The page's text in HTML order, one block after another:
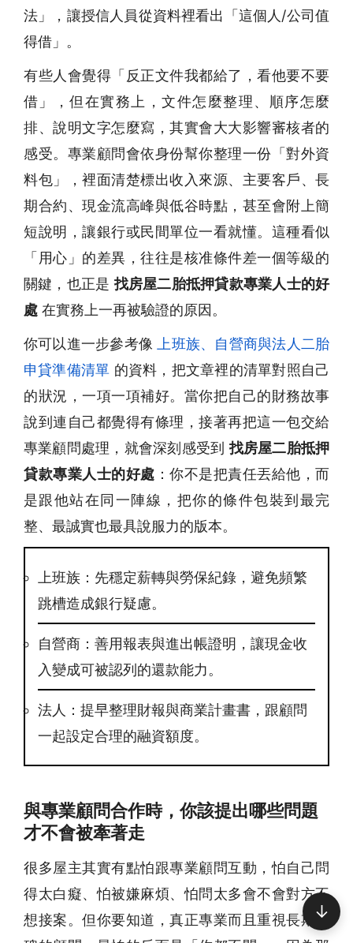
法」，讓授信人員從資料裡看出「這個人/公司值
得借」。
有些人會覺得「反正文件我都給了，看他要不要
借」，但在實務上，文件怎麼整理、順序怎麼
排、說明文字怎麼寫，其實會大大影響審核者的
感受。專業顧問會依身份幫你整理一份「對外資
料包」，裡面清楚標出收入來源、主要客戶、長
期合約、現金流高峰與低谷時點，甚至會附上簡
短說明，讓銀行或民間單位一看就懂。這種看似
「用心」的差異，往往是核准條件差一個等級的
關鍵，也正是找房屋二胎抵押貸款專業人士的好
處 在實務上一再被驗證的原因。
你可以進一步參考像
上班族、自營商與法人二胎
申貸準備清單 的資料，把文章裡的清單對照自己
的狀況，一項一項補好。當你把自己的財務故事
說到連自己都覺得有條理，接著再把這一包交給
專業顧問處理，就會深刻感受到找房屋二胎抵押
貸款專業人士的好處 ：你不是把責任丟給他，而
是跟他站在同一陣線，把你的條件包裝到最完
整、最誠實也最具說服力的版本。
上班族：先穩定薪轉與勞保紀錄，避免頻繁
跳槽造成銀行疑慮。
自營商：善用報表與進出帳證明，讓現金收
入變成可被認列的還款能力。
法人：提早整理財報與商業計畫書，跟顧問
一起設定合理的融資額度。
與專業顧問合作時，你該提出哪些問題
才不會被牽著走
很多屋主其實有點怕跟專業顧問互動，怕自己問
得太白癡、怕被嫌麻煩、怕問太多會不會對方不
想接案。但你要知道，真正專業而且重視長期口
↓